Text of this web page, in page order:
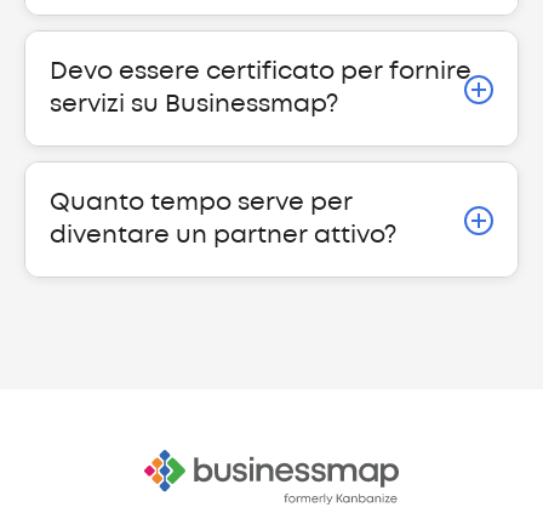
Devo essere certificato per fornire
servizi su Businessmap?
Quanto tempo serve per
diventare un partner attivo?